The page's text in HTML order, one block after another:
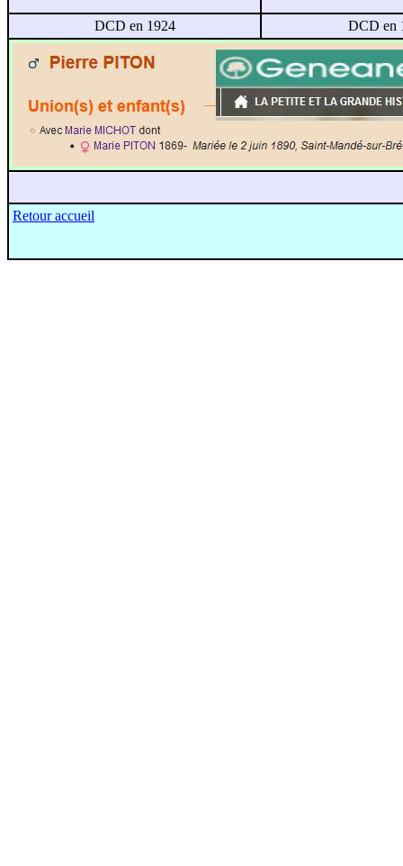
DCD en 1924 DCD en
Retour accueil